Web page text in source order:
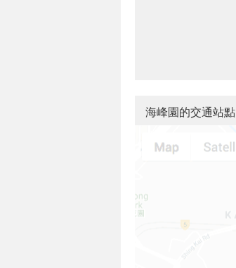
海峰園的交通站點